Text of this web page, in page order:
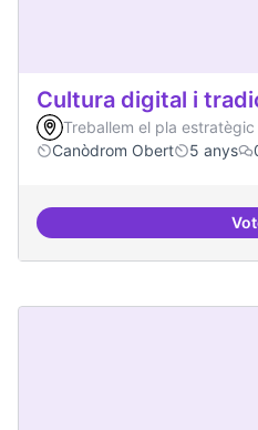
Cultura digital i
Treballem el pla
Canòdrom Obert
5 anys